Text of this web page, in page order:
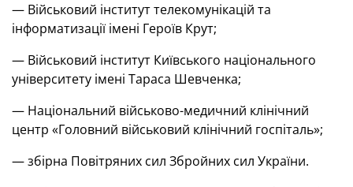
— Військовий інститут телекомунікацій та
інформатизації імені Героїв Крут;
— Військовий інститут Київського національного
університету імені Тараса Шевченка;
— Національний військово-медичний клінічний
центр «Головний військовий клінічний госпіталь»;
— збірна Повітряних сил Збройних сил України.